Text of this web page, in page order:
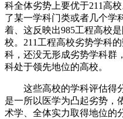
科全体劣势上要优于211高
了某一学科门类或者几个学
着、这反映出985工程高校
校。211工程高校劣势学科
科，还没无形成劣势学科群
科处于领先地位的高校。
这些高校的学科评估得分
是一所以医学为凸起劣势，
术学、全体实力取得地位的